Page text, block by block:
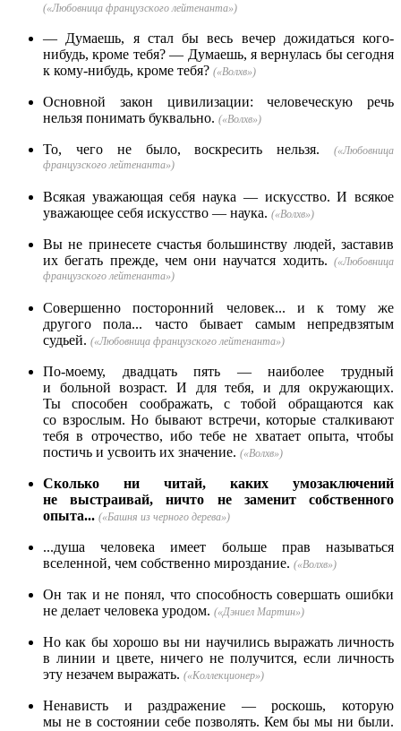
(«Любовница французского лейтенанта»)
— Думаешь, я стал бы весь вечер дожидаться кого-
нибудь, кроме тебя? — Думаешь, я вернулась бы сегодня
к кому-нибудь, кроме тебя? («Волхв»)
Основной закон цивилизации: человеческую речь
нельзя понимать буквально. («Волхв»)
То, чего не было, воскресить нельзя. («Любовница
французского лейтенанта»)
Всякая уважающая себя наука — искусство. И всякое
уважающее себя искусство — наука. («Волхв»)
Вы не принесете счастья большинству людей, заставив
их бегать прежде, чем они научатся ходить. («Любовница
французского лейтенанта»)
Совершенно посторонний человек... и к тому же
другого пола... часто бывает самым непредвзятым
судьей. («Любовница французского лейтенанта»)
По-моему, двадцать пять — наиболее трудный
и больной возраст. И для тебя, и для окружающих.
Ты способен соображать, с тобой обращаются как
со взрослым. Но бывают встречи, которые сталкивают
тебя в отрочество, ибо тебе не хватает опыта, чтобы
постичь и усвоить их значение. («Волхв»)
Сколько ни читай, каких умозаключений
не выстраивай, ничто не заменит собственного
опыта... («Башня из черного дерева»)
...душа человека имеет больше прав называться
вселенной, чем собственно мироздание. («Волхв»)
Он так и не понял, что способность совершать ошибки
не делает человека уродом. («Дэниел Мартин»)
Но как бы хорошо вы ни научились выражать личность
в линии и цвете, ничего не получится, если личность
эту незачем выражать. («Коллекционер»)
Ненависть и раздражение — роскошь, которую
мы не в состоянии себе позволять. Кем бы мы ни были.